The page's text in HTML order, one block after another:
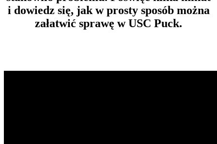
i dowiedz się, jak w prosty sposób można
załatwić sprawę w USC Puck.